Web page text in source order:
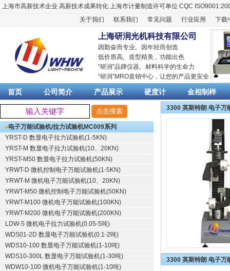
上海市高新技术企业 高新技术成果转化 上海市计量制造许可单位 CQC
关于我们
联系我们 常见问题 行业应用 下载
上海研润光机科技有限公司
因勤奋而专业, 因年轻而创造
低价质高, 造型精美 , 功能出色
“研润”品牌仪器, 材料科学的生命力
“研润”MRO直销中心，让您的产品更安全
首页 公司简介 产品展示 硬度计 金相制样
电子万能试验机/拉力试验机MC009系列
YRST-D 数显电子拉力试验机(1-5KN)
YRST-M 数显电子拉力试验机(10、20KN)
YRST-M50 数显电子拉力试验机(50KN)
YRWT-D 微机控制电子万能试验机(1-5KN)
YRWT-M 微机电子万能试验机(10、20KN)
YRWT-M50 微机控制电子万能试验机(50KN)
YRWT-M100 微机电子万能试验机(100KN)
YRWT-M200 微机电子万能试验机(200KN)
LDW-5 微机电子拉力试验机(0.05-5吨)
WDS01-2D 数显电子万能试验机(0.1-2吨)
WDS10-100 数显电子万能试验机(1-10吨)
WDS10-300L 数显电子万能试验机(1-30吨)
WDW10-100 微机电子万能试验机(1-10吨)
3300 英斯特朗 电子万
3300 英斯特朗 电子万